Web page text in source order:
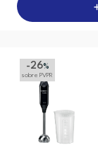
-26%
sobre PVPR